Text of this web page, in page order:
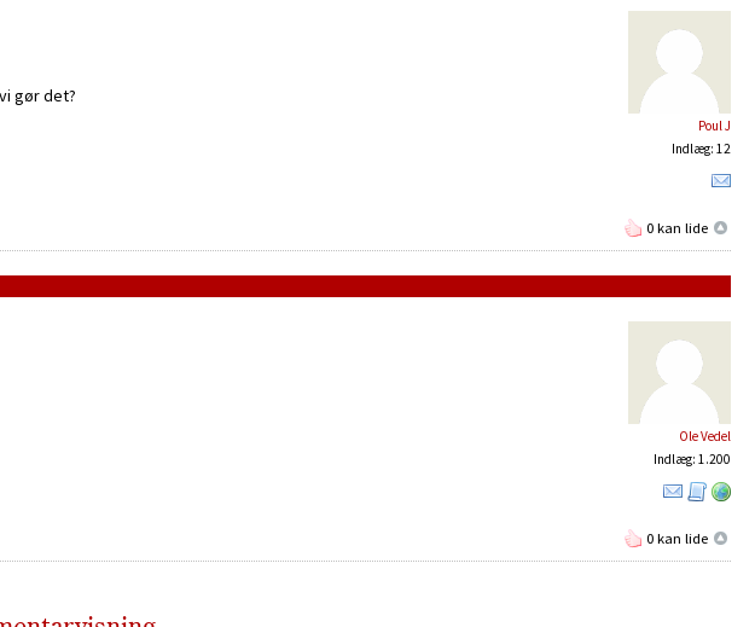
Poul J
Indlæg: 12
gør det?
0 kan lide
Ole Vedel
Indlæg: 1.200
0 kan lide